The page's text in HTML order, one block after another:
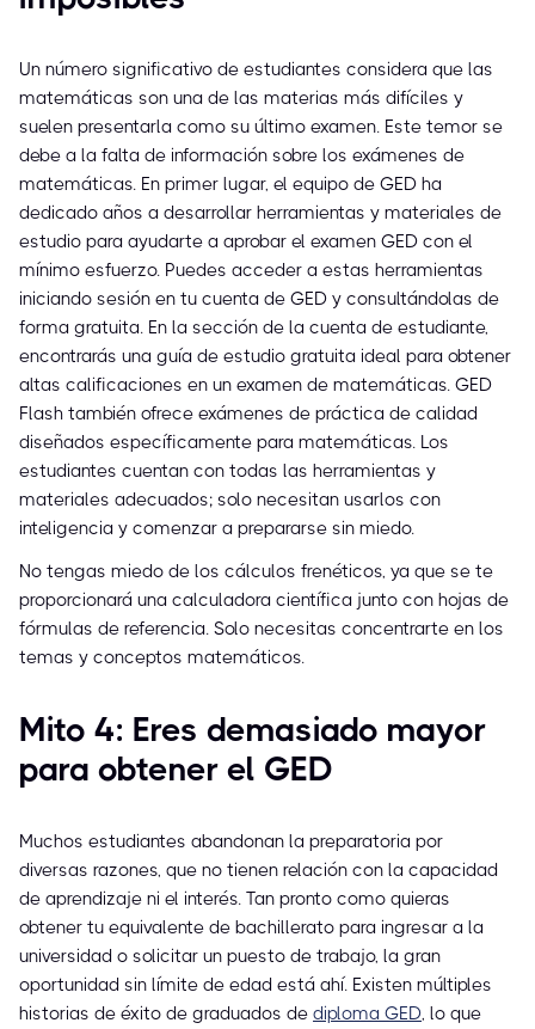
Un número significativo de estudiantes considera que las
matemáticas son una de las materias más difíciles y
suelen presentarla como su último examen. Este temor se
debe a la falta de información sobre los exámenes de
matemáticas. En primer lugar, el equipo de GED ha
dedicado años a desarrollar herramientas y materiales de
estudio para ayudarte a aprobar el examen GED con el
mínimo esfuerzo. Puedes acceder a estas herramientas
iniciando sesión en tu cuenta de GED y consultándolas de
forma gratuita. En la sección de la cuenta de estudiante,
encontrarás una guía de estudio gratuita ideal para obtener
altas calificaciones en un examen de matemáticas. GED
Flash también ofrece exámenes de práctica de calidad
diseñados específicamente para matemáticas. Los
estudiantes cuentan con todas las herramientas y
materiales adecuados; solo necesitan usarlos con
inteligencia y comenzar a prepararse sin miedo.
No tengas miedo de los cálculos frenéticos, ya que se te
proporcionará una calculadora científica junto con hojas de
fórmulas de referencia. Solo necesitas concentrarte en los
temas y conceptos matemáticos.
Mito 4: Eres demasiado mayor
para obtener el GED
Muchos estudiantes abandonan la preparatoria por
diversas razones, que no tienen relación con la capacidad
de aprendizaje ni el interés. Tan pronto como quieras
obtener tu equivalente de bachillerato para ingresar a la
universidad o solicitar un puesto de trabajo, la gran
oportunidad sin límite de edad está ahí. Existen múltiples
historias de éxito de graduados de diploma GED, lo que